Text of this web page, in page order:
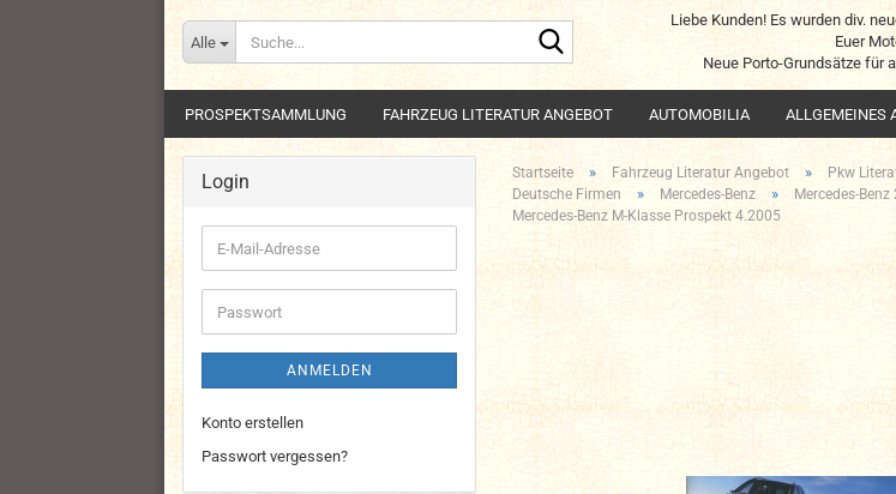
Alle
Liebe Kunden! Es wurden div.
Euer
Neue Porto-Grundsätze für
PROSPEKTSAMMLUNG FAHRZEUG LITERATUR ANGEBOT AUTOMOBILIA ALLGEMEINES
Startseite » Fahrzeug Literatur Angebot » Pkw
Deutsche Firmen » Mercedes-Benz » Mercedes-
Mercedes-Benz M-Klasse Prospekt 4.2005
Login
E-
Mail-
Adresse
Passwort
ANMELDEN
Konto erstellen
Passwort vergessen?